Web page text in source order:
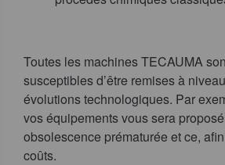
Toutes les machines TECAUMA
susceptibles d’être remises à
évolutions technologiques. Par
vos équipements vous sera
obsolescence prématurée et ce,
coûts.